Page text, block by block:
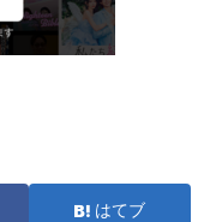
はてブ